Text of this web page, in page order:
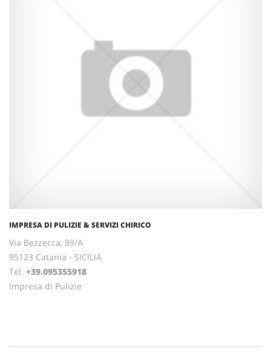
IMPRESA DI PULIZIE & SERVIZI CHIRICO
Via Bezzecca, 89/A
95123 Catania - SICILIA
Tel. +39.095355918
Impresa di Pulizie